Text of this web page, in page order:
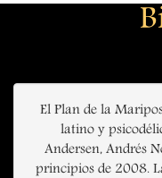
El Plan de la
latino y
Andersen, Andrés
principios de 2008.